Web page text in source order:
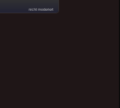
nicht moderiert